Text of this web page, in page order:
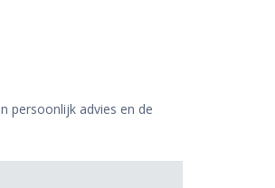
persoonlijk advies en de